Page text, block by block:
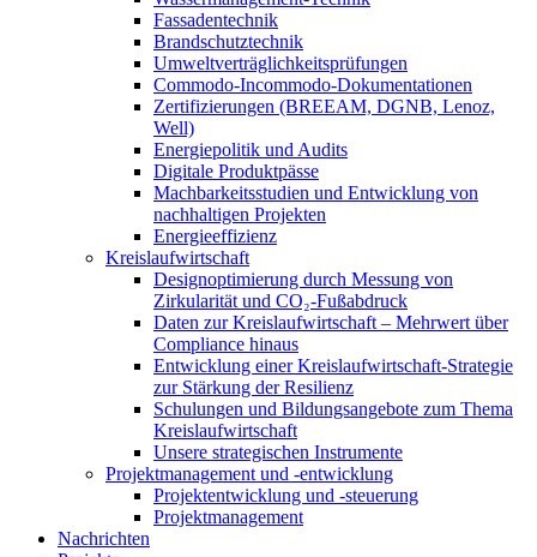
Fassadentechnik
Brandschutztechnik
Umweltverträglichkeitsprüfungen
Commodo-Incommodo-Dokumentationen
Zertifizierungen (BREEAM, DGNB, Lenoz,
Well)
Energiepolitik und Audits
Digitale Produktpässe
Machbarkeitsstudien und Entwicklung von
nachhaltigen Projekten
Energieeffizienz
Kreislaufwirtschaft
Designoptimierung durch Messung von
Zirkularität und CO₂-Fußabdruck
Daten zur Kreislaufwirtschaft – Mehrwert über
Compliance hinaus
Entwicklung einer Kreislaufwirtschaft-Strategie
zur Stärkung der Resilienz
Schulungen und Bildungsangebote zum Thema
Kreislaufwirtschaft
Unsere strategischen Instrumente
Projektmanagement und -entwicklung
Projektentwicklung und -steuerung
Projektmanagement
Nachrichten